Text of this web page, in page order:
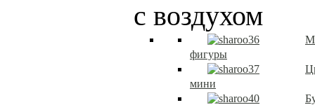
с воздухом
фигуры
мини